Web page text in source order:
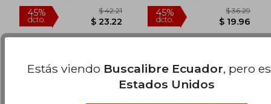
Estás viendo Buscalibre Ecuador, pero
Estados Unidos